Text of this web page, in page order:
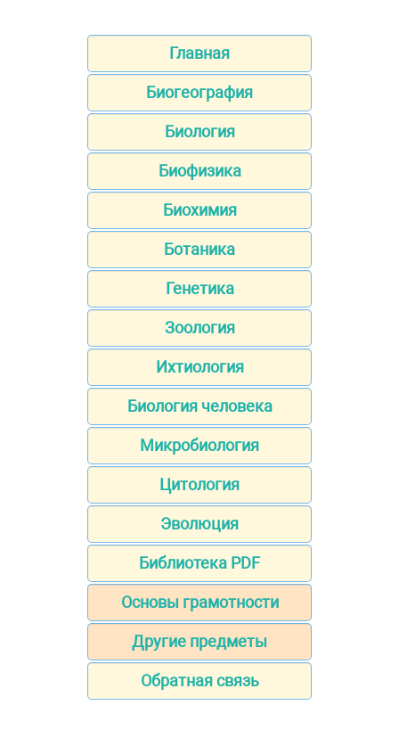
Главная
Биогеография
Биология
Биофизика
Биохимия
Ботаника
Генетика
Зоология
Ихтиология
Биология человека
Микробиология
Цитология
Эволюция
Библиотека PDF
Основы грамотности
Другие предметы
Обратная связь